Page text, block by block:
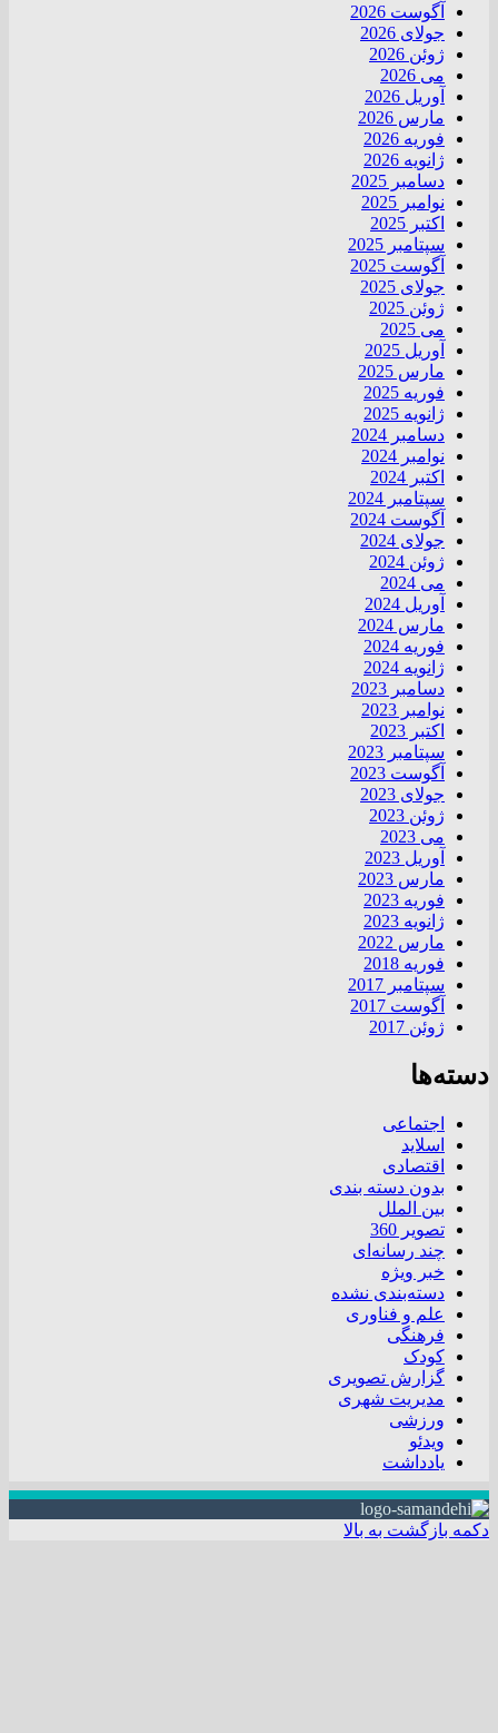
آگوست 2026
جولای 2026
ژوئن 2026
می 2026
آوریل 2026
مارس 2026
فوریه 2026
ژانویه 2026
دسامبر 2025
نوامبر 2025
اکتبر 2025
سپتامبر 2025
آگوست 2025
جولای 2025
ژوئن 2025
می 2025
آوریل 2025
مارس 2025
فوریه 2025
ژانویه 2025
دسامبر 2024
نوامبر 2024
اکتبر 2024
سپتامبر 2024
آگوست 2024
جولای 2024
ژوئن 2024
می 2024
آوریل 2024
مارس 2024
فوریه 2024
ژانویه 2024
دسامبر 2023
نوامبر 2023
اکتبر 2023
سپتامبر 2023
آگوست 2023
جولای 2023
ژوئن 2023
می 2023
آوریل 2023
مارس 2023
فوریه 2023
ژانویه 2023
مارس 2022
فوریه 2018
سپتامبر 2017
آگوست 2017
ژوئن 2017
دسته‌ها
اجتماعی
اسلاید
اقتصادی
بدون دسته بندی
بین الملل
تصویر 360
چند رسانه‌ای
خبر ویژه
دسته‌بندی نشده
علم و فناوری
فرهنگی
کودک
گزارش تصویری
مدیریت شهری
ورزشی
ویدئو
یادداشت
دکمه بازگشت به بالا